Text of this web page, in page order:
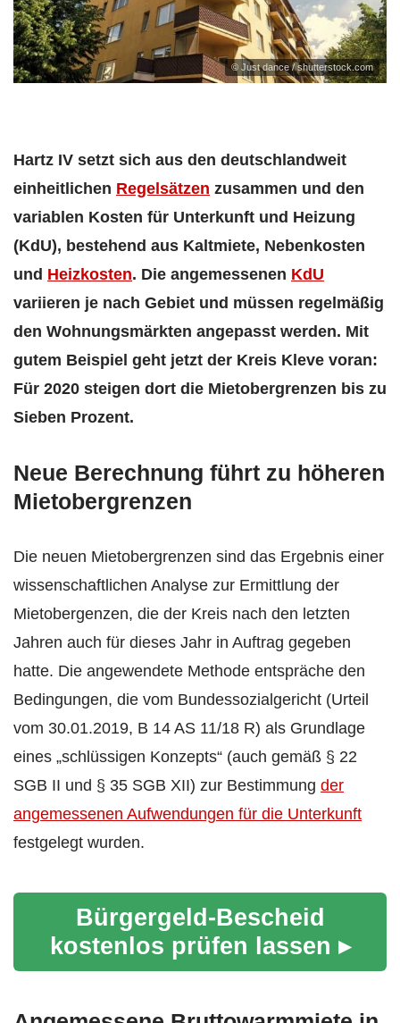
© Just dance / shutterstock.com
Hartz IV setzt sich aus den deutschlandweit
einheitlichen Regelsätzen zusammen und den
variablen Kosten für Unterkunft und Heizung
(KdU), bestehend aus Kaltmiete, Nebenkosten
und Heizkosten. Die angemessenen KdU
variieren je nach Gebiet und müssen regelmäßig
den Wohnungsmärkten angepasst werden. Mit
gutem Beispiel geht jetzt der Kreis Kleve voran:
Für 2020 steigen dort die Mietobergrenzen bis zu
Sieben Prozent.
Neue Berechnung führt zu höheren
Mietobergrenzen
Die neuen Mietobergrenzen sind das Ergebnis einer
wissenschaftlichen Analyse zur Ermittlung der
Mietobergenzen, die der Kreis nach den letzten
Jahren auch für dieses Jahr in Auftrag gegeben
hatte. Die angewendete Methode entspräche den
Bedingungen, die vom Bundessozialgericht (Urteil
vom 30.01.2019, B 14 AS 11/18 R) als Grundlage
eines „schlüssigen Konzepts“ (auch gemäß § 22
SGB II und § 35 SGB XII) zur Bestimmung der
angemessenen Aufwendungen für die Unterkunft
festgelegt wurden.
Bürgergeld-Bescheid
kostenlos prüfen lassen ▸